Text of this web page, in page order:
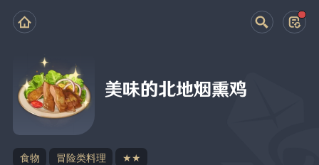
美味的北地烟熏鸡
食物 冒险类料理 ★★